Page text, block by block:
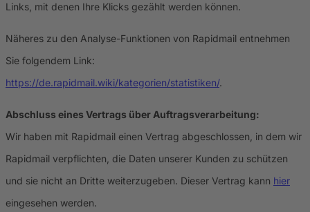
Links, mit denen Ihre Klicks gezählt werden können.
Näheres zu den Analyse-Funktionen von Rapidmail entnehmen
Sie folgendem Link:
https://de.rapidmail.wiki/kategorien/statistiken/.
Abschluss eines Vertrags über Auftragsverarbeitung:
Wir haben mit Rapidmail einen Vertrag abgeschlossen, in dem wir
Rapidmail verpflichten, die Daten unserer Kunden zu schützen
und sie nicht an Dritte weiterzugeben. Dieser Vertrag kann hier
eingesehen werden.